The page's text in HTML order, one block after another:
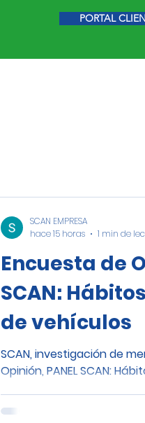
PORTAL
Encuesta de
SCAN:
de vehículos
SCAN, investigación de
Opinión, PANEL SCAN:
SCAN EMPRESA
hace 15 horas
1 min de